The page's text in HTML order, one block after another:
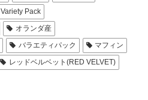
Variety Pack
オランダ産
バラエティパック
マフィン
レッドベルベット(RED VELVET)